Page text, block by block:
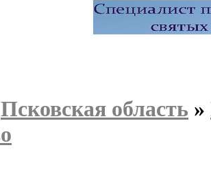
Псковская область »